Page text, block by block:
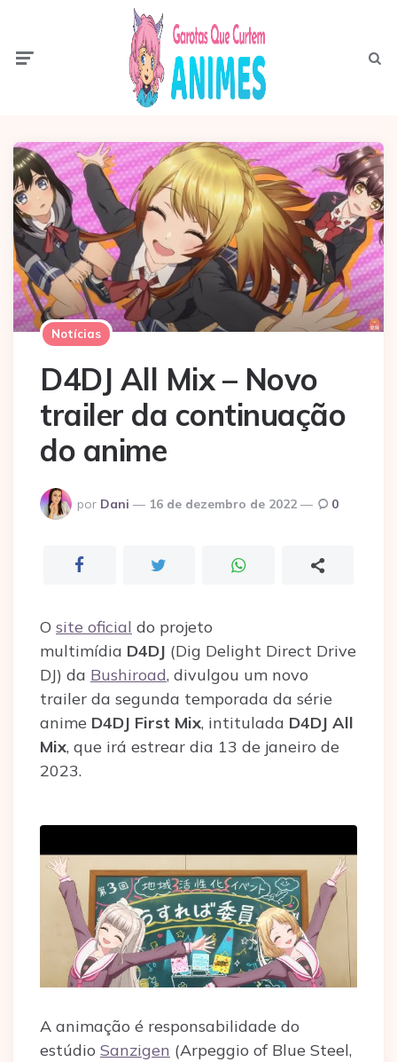
Notícias
D4DJ All Mix – Novo
trailer da continuação
do anime
Postado
por
por Dani 16 de dezembro de 2022 0
O site oficial do projeto
multimídia D4DJ (Dig Delight Direct Drive
DJ) da Bushiroad, divulgou um novo
trailer da segunda temporada da série
anime D4DJ First Mix, intitulada D4DJ All
Mix, que irá estrear dia 13 de janeiro de
2023.
A animação é responsabilidade do
estúdio Sanzigen (Arpeggio of Blue Steel,